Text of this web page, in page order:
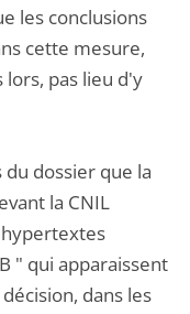
les conclusions
cette mesure,
pas lieu d'y
dossier que la
la CNIL
" qui apparaissent
dans les